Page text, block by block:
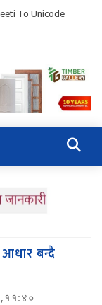
To Unicode
आधार बन्दै